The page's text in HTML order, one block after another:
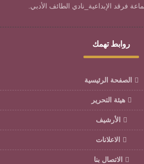
فرقد الإبداعية_نادي الطائف الأدبي.
روابط تهمك
الصفحة الرئيسية
هيئة التحرير
الأرشيف
الاعلانات
الاتصال بنا